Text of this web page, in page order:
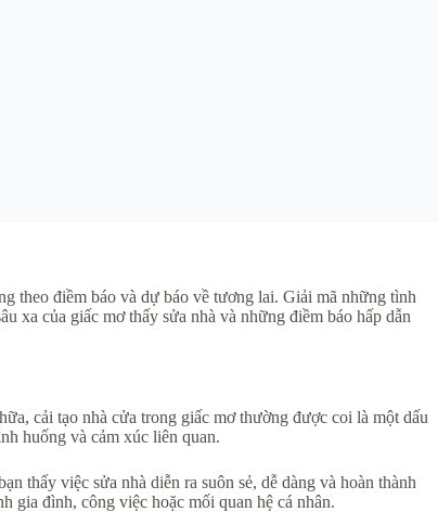
theo điềm báo và dự báo về tương lai. Giải mã những tình
xa của giấc mơ thấy sửa nhà và những điềm báo hấp dẫn
cải tạo nhà cửa trong giấc mơ thường được coi là một dấu
huống và cảm xúc liên quan.
thấy việc sửa nhà diễn ra suôn sẻ, dễ dàng và hoàn thành
gia đình, công việc hoặc mối quan hệ cá nhân.